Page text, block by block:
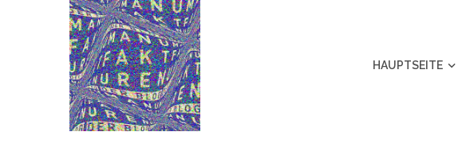
HAUPTSEITE